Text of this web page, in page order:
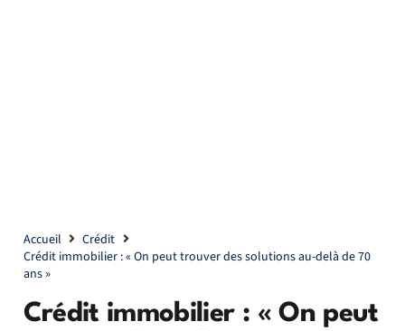
Accueil
Crédit
Crédit immobilier : « On peut trouver des solutions au-delà de 70
ans »
Crédit immobilier : « On peut